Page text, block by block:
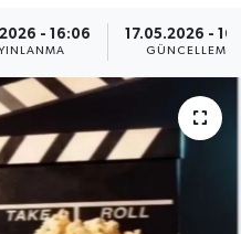
- 16:06 17.05.2026 -
GÜNCELLEME